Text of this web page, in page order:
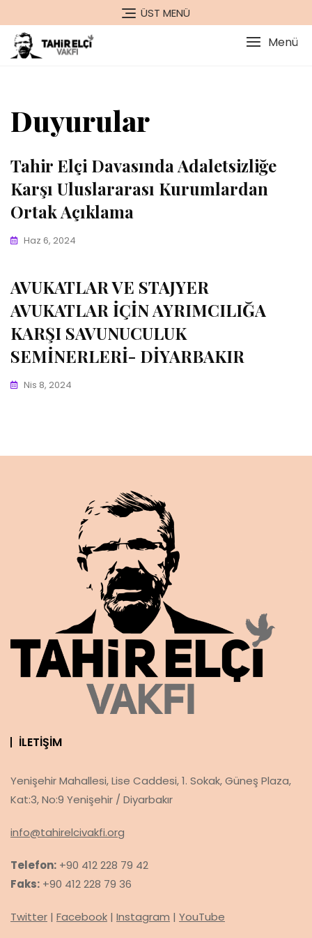
to
content
ÜST MENÜ
Menü
Duyurular
Tahir Elçi Davasında Adaletsizliğe
Karşı Uluslararası Kurumlardan
Ortak Açıklama
Haz 6, 2024
AVUKATLAR VE STAJYER
AVUKATLAR İÇİN AYRIMCILIĞA
KARŞI SAVUNUCULUK
SEMİNERLERİ- DİYARBAKIR
Nis 8, 2024
İLETIŞIM
Yenişehir Mahallesi, Lise Caddesi, 1. Sokak, Güneş Plaza,
Kat:3, No:9 Yenişehir / Diyarbakır
info@tahirelcivakfi.org
Telefon: +90 412 228 79 42
Faks: +90 412 228 79 36
Twitter | Facebook | Instagram | YouTube